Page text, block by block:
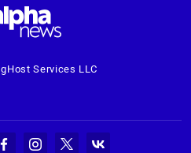
Services LLC